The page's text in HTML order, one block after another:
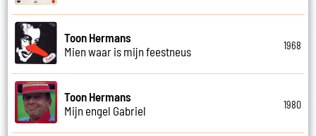
Toon Hermans
Mien waar is mijn feestneus
1968
Toon Hermans
Mijn engel Gabriel
1980